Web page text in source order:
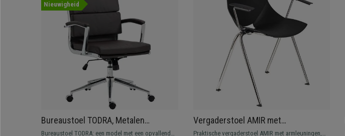
Nieuwigheid
Bureaustoel TODRA, Metalen
Onderstel, Elegant Stikselontwerp, in
Bureaustoel TODRA: een model met een opvallend
Vergaderstoel AMIR met
armleuningen, Handig en Praktisch,
Praktische vergaderstoel AMIR met armleuningen,